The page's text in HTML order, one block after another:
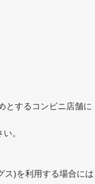
とするコンビニ店舗に
。
ス)を利用する場合には